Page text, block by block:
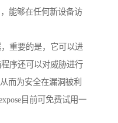
能够在任何新设备访
重要的是，它可以进
序还可以对威胁进行
而为安全在漏洞被利
目前可免费试用一